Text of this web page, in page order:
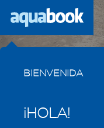
Previous
BIENVENIDA
¡HOLA!